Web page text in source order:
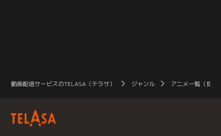
動画配信サービスのTELASA（テラサ） ジャンル アニメ一覧（見放